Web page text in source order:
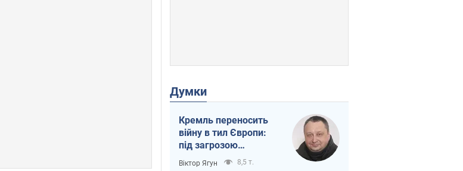
Думки
Кремль переносить
війну в тил Європи:
під загрозою
критична логістика
Віктор Ягун 8,5 т.